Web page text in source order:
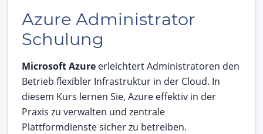
Azure Administrator
Schulung
Microsoft Azure erleichtert Administratoren den
Betrieb flexibler Infrastruktur in der Cloud. In
diesem Kurs lernen Sie, Azure effektiv in der
Praxis zu verwalten und zentrale
Plattformdienste sicher zu betreiben.